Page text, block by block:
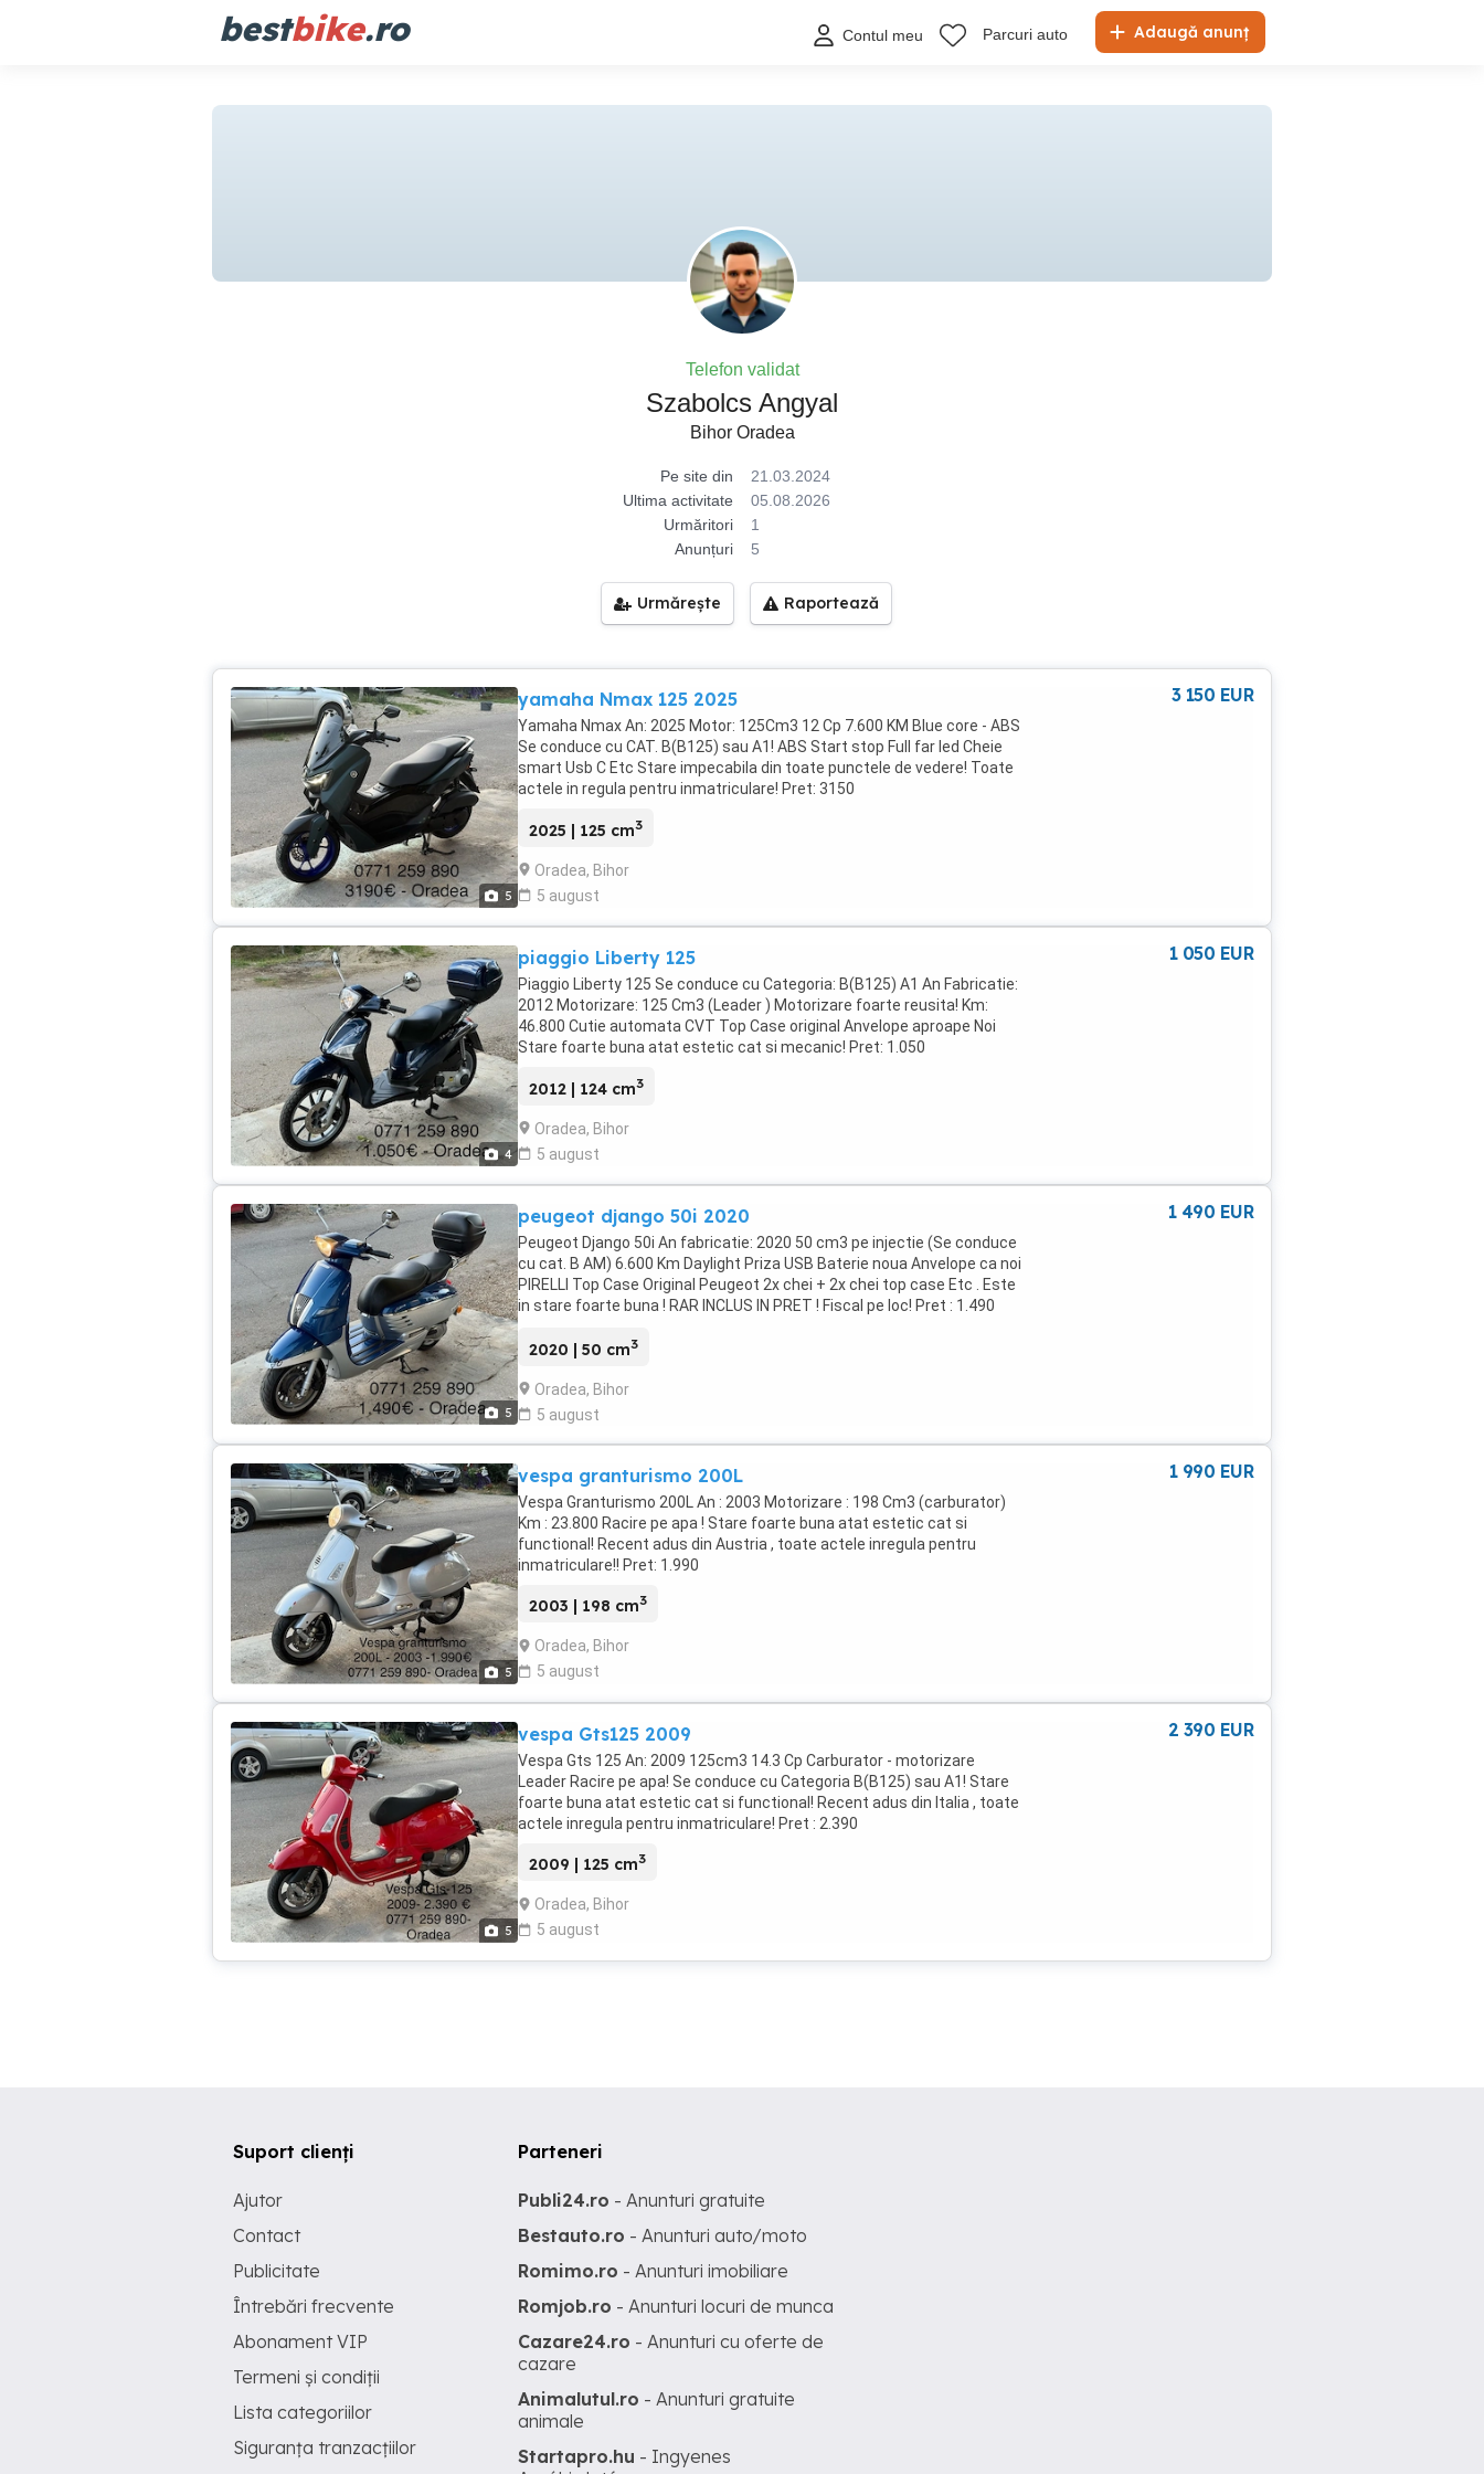
bestbike.ro Adaugă anunț
Contul meu Parcuri auto
Telefon validat
Szabolcs Angyal
Bihor Oradea
Pe site din
21.03.2024
Ultima activitate
05.08.2026
Urmăritori
1
Anunțuri
5
Urmărește Raportează
5
yamaha Nmax 125 2025
Yamaha Nmax An: 2025 Motor: 125Cm3 12 Cp 7.600 KM Blue core - ABS
Se conduce cu CAT. B(B125) sau A1! ABS Start stop Full far led Cheie
smart Usb C Etc Stare impecabila din toate punctele de vedere! Toate
actele in regula pentru inmatriculare! Pret: 3150
2025 | 125 cm3
Oradea, Bihor
5 august
3 150 EUR
4
piaggio Liberty 125
Piaggio Liberty 125 Se conduce cu Categoria: B(B125) A1 An Fabricatie:
2012 Motorizare: 125 Cm3 (Leader ) Motorizare foarte reusita! Km:
46.800 Cutie automata CVT Top Case original Anvelope aproape Noi
Stare foarte buna atat estetic cat si mecanic! Pret: 1.050
2012 | 124 cm3
Oradea, Bihor
5 august
1 050 EUR
5
peugeot django 50i 2020
Peugeot Django 50i An fabricatie: 2020 50 cm3 pe injectie (Se conduce
cu cat. B AM) 6.600 Km Daylight Priza USB Baterie noua Anvelope ca noi
PIRELLI Top Case Original Peugeot 2x chei + 2x chei top case Etc . Este
in stare foarte buna ! RAR INCLUS IN PRET ! Fiscal pe loc! Pret : 1.490
2020 | 50 cm3
Oradea, Bihor
5 august
1 490 EUR
5
vespa granturismo 200L
Vespa Granturismo 200L An : 2003 Motorizare : 198 Cm3 (carburator)
Km : 23.800 Racire pe apa ! Stare foarte buna atat estetic cat si
functional! Recent adus din Austria , toate actele inregula pentru
inmatriculare!! Pret: 1.990
2003 | 198 cm3
Oradea, Bihor
5 august
1 990 EUR
5
vespa Gts125 2009
Vespa Gts 125 An: 2009 125cm3 14.3 Cp Carburator - motorizare
Leader Racire pe apa! Se conduce cu Categoria B(B125) sau A1! Stare
foarte buna atat estetic cat si functional! Recent adus din Italia , toate
actele inregula pentru inmatriculare! Pret : 2.390
2009 | 125 cm3
Oradea, Bihor
5 august
2 390 EUR
Suport clienți
Ajutor
Contact
Publicitate
Întrebări frecvente
Abonament VIP
Termeni și condiții
Lista categoriilor
Siguranța tranzacțiilor
Parteneri
Publi24.ro - Anunturi gratuite
Bestauto.ro - Anunturi auto/moto
Romimo.ro - Anunturi imobiliare
Romjob.ro - Anunturi locuri de munca
Cazare24.ro - Anunturi cu oferte de
cazare
Animalutul.ro - Anunturi gratuite
animale
Startapro.hu - Ingyenes